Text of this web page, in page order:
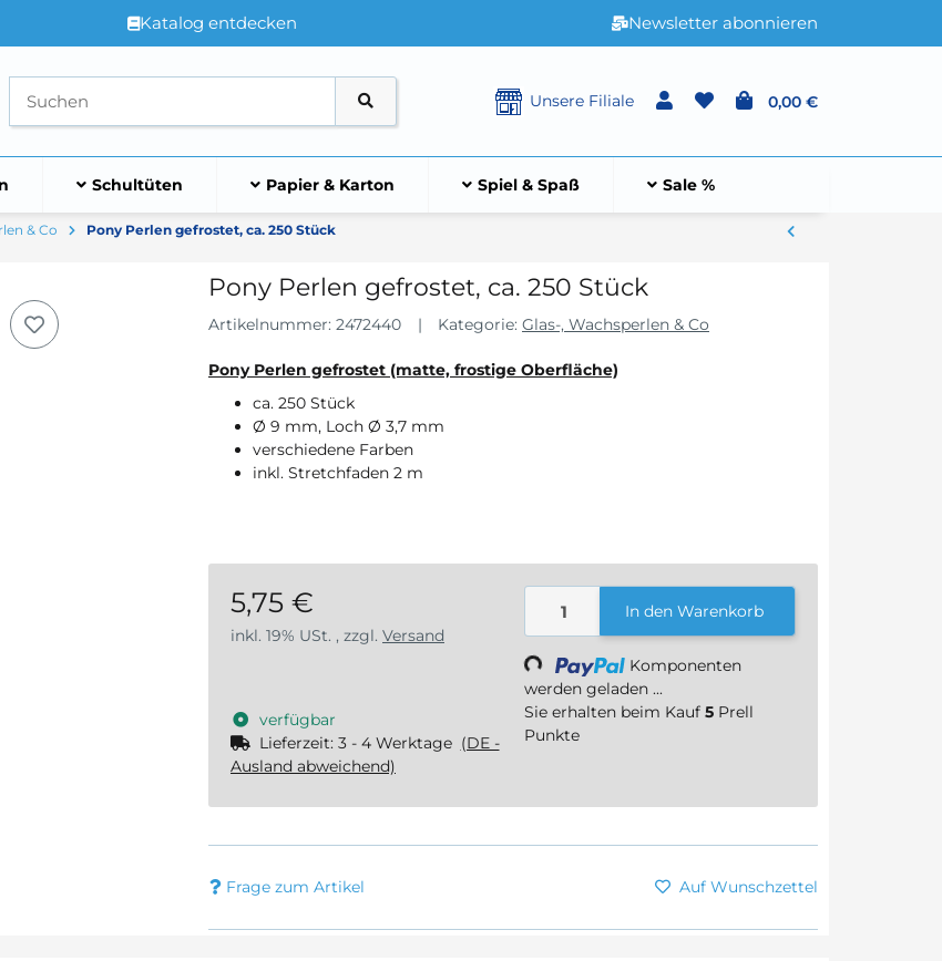
Katalog entdecken Newsletter abonnieren
Unsere Filiale 0,00 €
Schultüten Papier & Karton Spiel & Spaß Sale %
& Co Pony Perlen gefrostet, ca. 250 Stück
Pony Perlen gefrostet, ca. 250 Stück
Artikelnummer: 2472440 Kategorie: Glas-, Wachsperlen & Co
Pony Perlen gefrostet (matte, frostige Oberfläche)
ca. 250 Stück
Ø 9 mm, Loch Ø 3,7 mm
verschiedene Farben
inkl. Stretchfaden 2 m
5,75 €
inkl. 19% USt. , zzgl. Versand
verfügbar
Lieferzeit: 3 - 4 Werktage (DE -
Ausland abweichend)
In den Warenkorb
Loading...
Komponenten
werden geladen ...
Sie erhalten beim Kauf 5 Prell
Punkte
Frage zum Artikel Auf Wunschzettel